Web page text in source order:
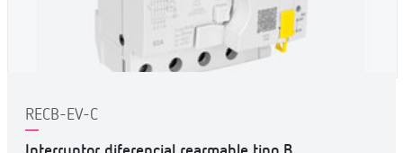
RECB-EV-C